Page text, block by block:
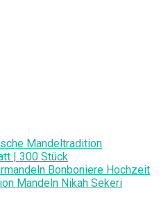
Mandeltradition
| 300 Stück
Bonboniere Hochzeit
Mandeln Nikah Sekeri